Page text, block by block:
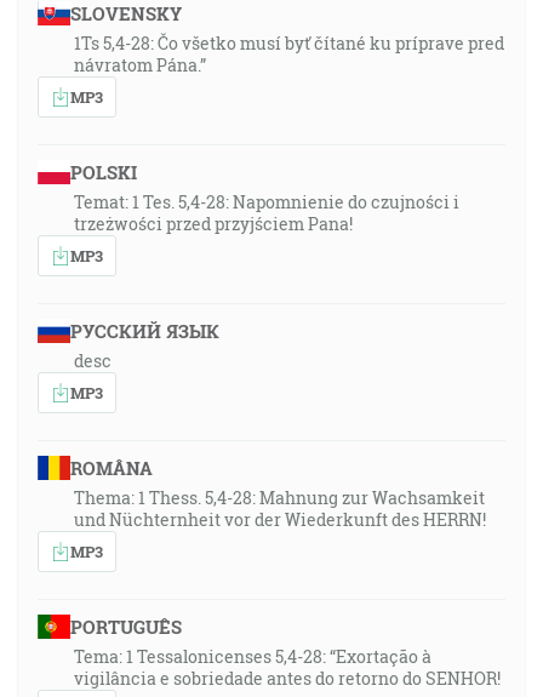
SLOVENSKY
1Ts 5,4-28: Čo všetko musí byť čítané ku príprave pred
návratom Pána.”
MP3
POLSKI
Temat: 1 Tes. 5,4-28: Napomnienie do czujności i
trzeżwości przed przyjściem Pana!
MP3
РУССКИЙ ЯЗЫК
desc
MP3
ROMÂNA
Thema: 1 Thess. 5,4-28: Mahnung zur Wachsamkeit
und Nüchternheit vor der Wiederkunft des HERRN!
MP3
PORTUGUÊS
Tema: 1 Tessalonicenses 5,4-28: “Exortação à
vigilância e sobriedade antes do retorno do SENHOR!